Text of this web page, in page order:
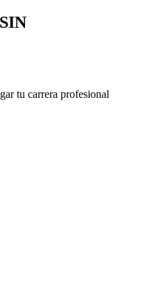
SIN
tu carrera profesional